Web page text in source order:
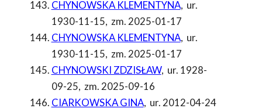
CHYNOWSKA KLEMENTYNA, ur.
1930-11-15, zm. 2025-01-17
CHYNOWSKA KLEMENTYNA, ur.
1930-11-15, zm. 2025-01-17
CHYNOWSKI ZDZISŁAW, ur. 1928-
09-25, zm. 2025-09-16
CIARKOWSKA GINA, ur. 2012-04-24